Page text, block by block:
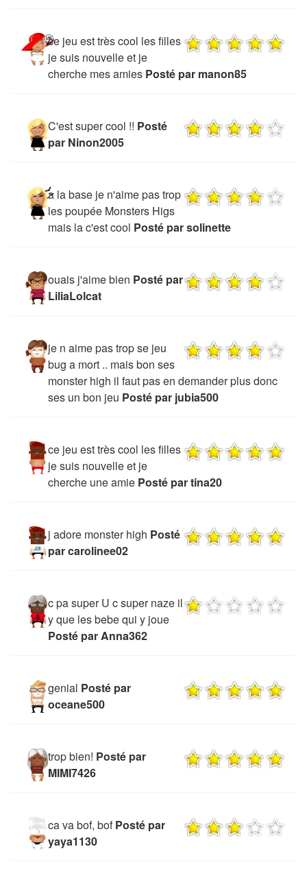
ce jeu est très cool les filles
je suis nouvelle et je
cherche mes amies Posté par manon85
C'est super cool !! Posté
par Ninon2005
a la base je n'aime pas trop
les poupée Monsters Higs
mais la c'est cool Posté par solinette
ouais j'aime bien Posté par
LiliaLolcat
je n aime pas trop se jeu
bug a mort .. mais bon ses
monster high il faut pas en demander plus donc
ses un bon jeu Posté par jubia500
ce jeu est très cool les filles
je suis nouvelle et je
cherche une amie Posté par tina20
j adore monster high Posté
par carolinee02
c pa super U c super naze il
y que les bebe qui y joue
Posté par Anna362
genial Posté par
oceane500
trop bien! Posté par
MIMI7426
ca va bof, bof Posté par
yaya1130